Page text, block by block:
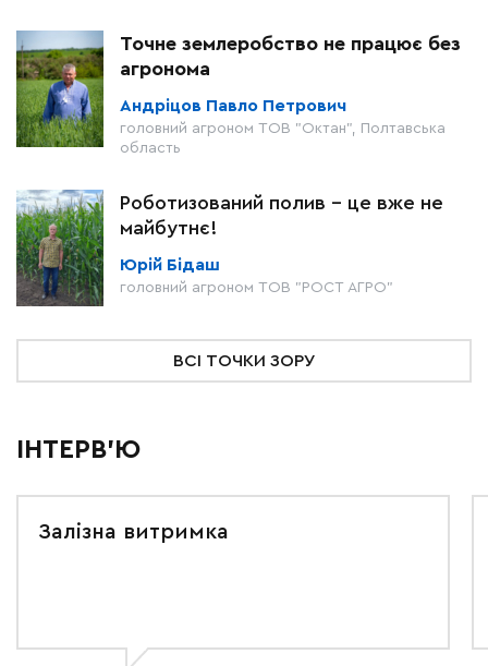
Точне землеробство не працює без
агронома
Андріцов Павло Петрович
головний агроном ТОВ "Октан", Полтавська
область
Роботизований полив – це вже не
майбутнє!
Юрій Бідаш
головний агроном ТОВ "РОСТ АГРО"
ВСІ ТОЧКИ ЗОРУ
ІНТЕРВ'Ю
Залізна витримка